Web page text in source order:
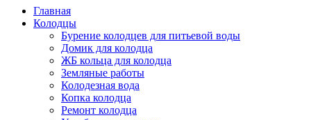
Главная
Колодцы
Бурение колодцев для питьевой воды
Домик для колодца
ЖБ кольца для колодца
Земляные работы
Колодезная вода
Копка колодца
Ремонт колодца